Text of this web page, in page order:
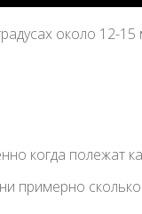
около 12-15
когда полежат
примерно